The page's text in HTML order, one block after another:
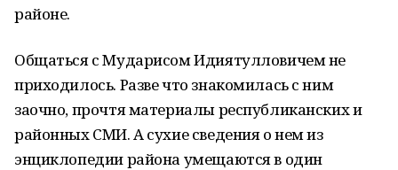
районе.
Общаться с Мударисом Идиятулловичем не
приходилось. Разве что знакомилась с ним
заочно, прочтя материалы республиканских и
районных СМИ. А сухие сведения о нем из
энциклопедии района умещаются в один